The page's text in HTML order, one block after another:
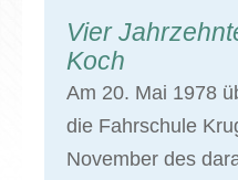
Vier
Koch
Am 20. Mai 1978
die Fahrschule
November des